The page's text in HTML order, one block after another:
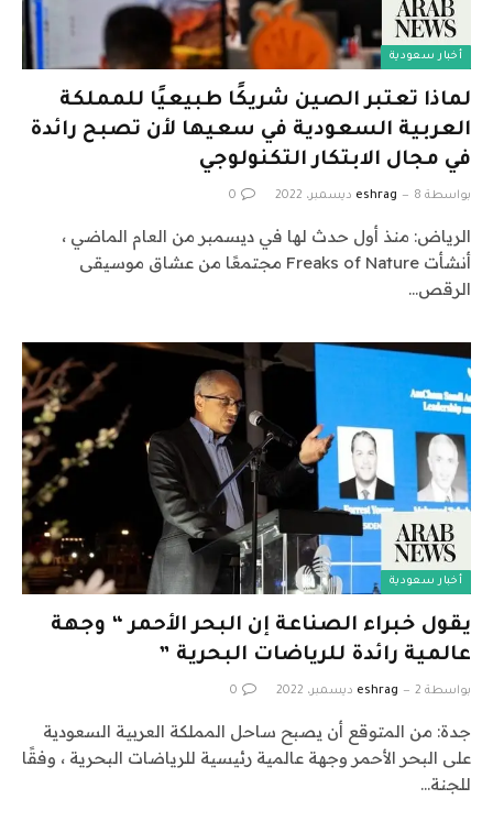
أخبار سعودية
لماذا تعتبر الصين شريكًا طبيعيًا للمملكة
العربية السعودية في سعيها لأن تصبح رائدة
في مجال الابتكار التكنولوجي
بواسطة eshrag 8 ديسمبر، 2022 0
الرياض: منذ أول حدث لها في ديسمبر من العام الماضي ،
أنشأت Freaks of Nature مجتمعًا من عشاق موسيقى
الرقص…
أخبار سعودية
يقول خبراء الصناعة إن البحر الأحمر “ وجهة
عالمية رائدة للرياضات البحرية ”
بواسطة eshrag 2 ديسمبر، 2022 0
جدة: من المتوقع أن يصبح ساحل المملكة العربية السعودية
على البحر الأحمر وجهة عالمية رئيسية للرياضات البحرية ، وفقًا
للجنة…